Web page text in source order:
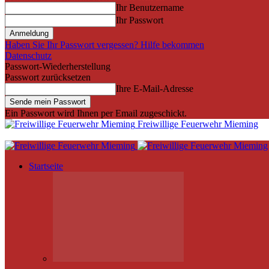
Ihr Benutzername
Ihr Passwort
Haben Sie Ihr Passwort vergessen? Hilfe bekommen
Datenschutz
Passwort-Wiederherstellung
Passwort zurücksetzen
Ihre E-Mail-Adresse
Ein Passwort wird Ihnen per Email zugeschickt.
Freiwillige Feuerwehr Mieming
Startseite